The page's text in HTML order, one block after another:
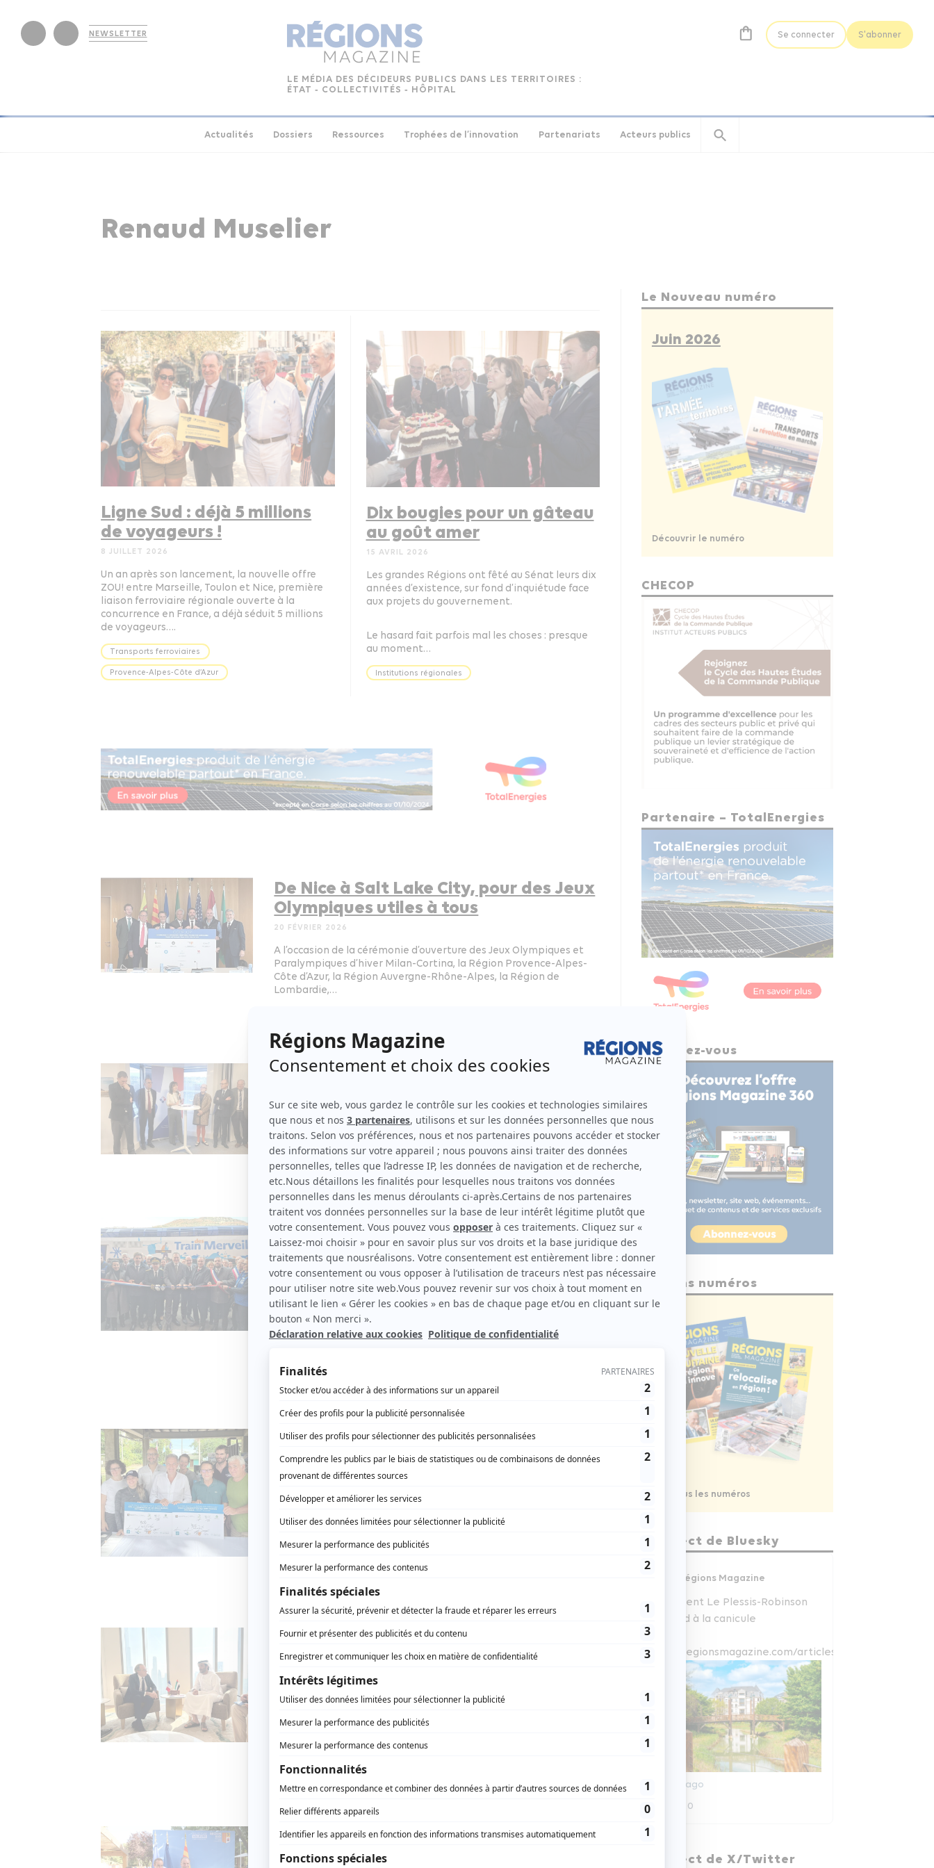
NEWSLETTER
LE MÉDIA DES DÉCIDEURS PUBLICS DANS LES TERRITOIRES :
ÉTAT ‑ COLLECTIVITÉS ‑ HÔPITAL
Se connecter S'abonner
Actualités Dossiers Ressources Trophées de l’innovation Partenariats Acteurs publics
Renaud Muselier
Ligne Sud : déjà 5 millions
de voyageurs !
8 JUILLET 2026
Un an après son lancement, la nouvelle offre
ZOU! entre Marseille, Toulon et Nice, première
liaison ferroviaire régionale ouverte à la
concurrence en France, a déjà séduit 5 millions
de voyageurs….
Transports ferroviaires
Provence-Alpes-Côte d’Azur
Dix bougies pour un gâteau
au goût amer
15 AVRIL 2026
Les grandes Régions ont fêté au Sénat leurs dix
années d’existence, sur fond d’inquiétude face
aux projets du gouvernement.
Le hasard fait parfois mal les choses : presque
au moment…
Institutions régionales
De Nice à Salt Lake City, pour des Jeux
Olympiques utiles à tous
20 FÉVRIER 2026
A l’occasion de la cérémonie d’ouverture des Jeux Olympiques et
Paralympiques d’hiver Milan-Cortina, la Région Provence-Alpes-
Côte d’Azur, la Région Auvergne-Rhône-Alpes, la Région de
Lombardie,…
Les Régions, ces « pôles de stabilité »…
La présentation des vœux à Régions de France a fourni l’occasion
aux élus régionaux de rappeler leur rôle dans la bonne marche de
la France… et leur souhait de voir ce rôle augmenter.
Développement économique - formation
Vallée de la Roya : la ligne Nice-Breil-
Tende est rouverte !
29 DÉCEMBRE 2025
La tempête Alex, le 2 octobre 2020, a fait 20 victimes et
profondément touché la vallée de la Roya (Alpes-Maritimes) : 60
km de routes endommagées, des dizaines d’ouvrages d’art
détruits, et la ligne de chemin de fer inutilisable. Glissements de
terrain, sols instables : elle a subi des dégâts majeurs qui en ont
La Région Sud renouvelle son accord
de coopération avec le Costa Rica
1 DÉCEMBRE 2025
En déplacement officiel au Costa Rica, Renaud Muselier, président
de la République du Costa Rica, Rodrigo Chaves Robles, pour
renouveler l’accord de coopération liant les deux territoires depuis
Rendez-vous mondial de la Tech à
Dubaï : la Région Sud en pointe !
29 OCTOBRE 2025
La Région Sud Provence-Alpes-Côte d’Azur a participé en force au
première fois avec sept startups régionales sélectionnées et
accompagnées par risingSUD, l’agence d’attractivité et de
développement économique régionale.
L’État et la Région s’engagent pour la
défense en Provence-Alpes-Côte
Le Nouveau numéro
Juin 2026
Découvrir le numéro
CHECOP
Partenaire – TotalEnergies
Abonnez-vous
Anciens numéros
Voir tous les numéros
En direct de Bluesky
Régions Magazine
Comment Le Plessis-Robinson
répond à la canicule
www.regionsmagazine.com/articles/com...
7 jours ago
0
Régions Magazine
En direct de X/Twitter